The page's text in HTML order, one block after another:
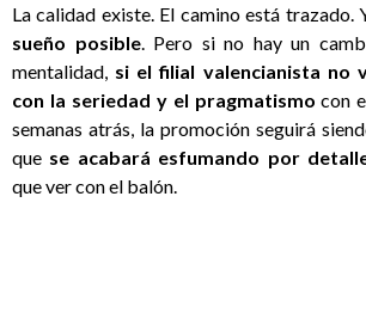
La calidad existe. El camino está trazado.
sueño posible. Pero si no hay un
mentalidad, si el filial valencianista no
con la seriedad y el pragmatismo con
semanas atrás, la promoción seguirá
que se acabará esfumando por
que ver con el balón.